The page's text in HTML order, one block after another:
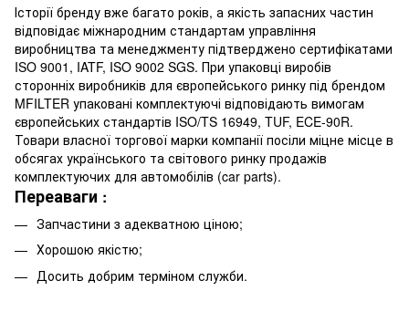
Історії бренду вже багато років, а якість запасних частин
відповідає міжнародним стандартам управління
виробництва та менеджменту підтверджено сертифікатами
ISO 9001, IATF, ISO 9002 SGS. При упаковці виробів
сторонніх виробників для європейського ринку під брендом
MFILTER упаковані комплектуючі відповідають вимогам
європейських стандартів ISO/TS 16949, TUF, ECE-90R.
Товари власної торгової марки компанії посіли міцне місце в
обсягах українського та світового ринку продажів
комплектуючих для автомобілів (car parts).
Переаваги :
Запчастини з адекватною ціною;
Хорошою якістю;
Досить добрим терміном служби.